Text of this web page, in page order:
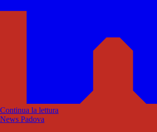
Continua la lettura
News Padova